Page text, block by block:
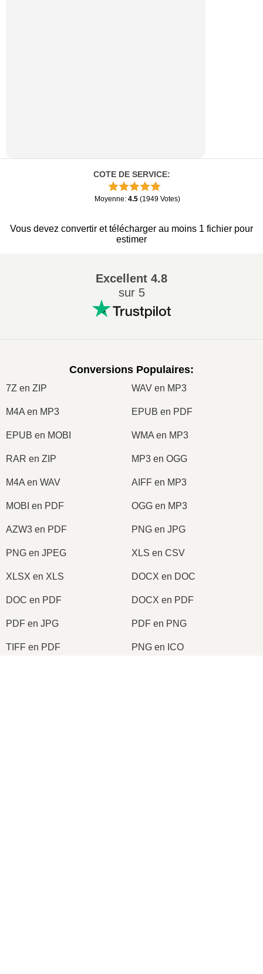
COTE DE SERVICE:
Moyenne: 4.5 (1949 Votes)
Vous devez convertir et télécharger au moins 1 fichier pour
estimer
Excellent 4.8
sur 5
Conversions Populaires:
7Z en ZIP WAV en MP3
M4A en MP3 EPUB en PDF
EPUB en MOBI WMA en MP3
RAR en ZIP MP3 en OGG
M4A en WAV AIFF en MP3
MOBI en PDF OGG en MP3
AZW3 en PDF PNG en JPG
PNG en JPEG XLS en CSV
XLSX en XLS DOCX en DOC
DOC en PDF DOCX en PDF
PDF en JPG PDF en PNG
TIFF en PDF PNG en ICO